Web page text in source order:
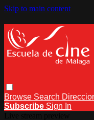
Skip to main content
Browse Search
Subscribe Sign In